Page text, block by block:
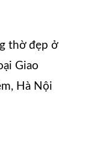
thờ đẹp ở
Giao
Hà Nội